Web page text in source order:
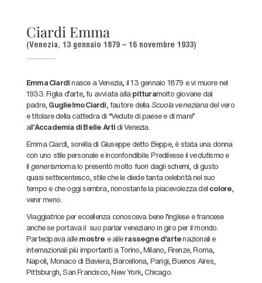
Ciardi Emma
(Venezia, 13 gennaio 1879 – 16 novembre 1933)
Emma Ciardinasce a Venezia, il 13 gennaio 1879 e vi muore nel
1933. Figlia d’arte, fu avviata alla pitturamolto giovane dal
padre, Guglielmo Ciardi, fautore della Scuola venezianadel vero
e titolare della cattedra di “Vedute di paese e di mare”
all’Accademia di Belle Artidi Venezia.
Emma Ciardi, sorella di Giuseppe detto Beppe, è stata una donna
con uno stile personale e inconfondibile. Predilesse il vedutismoe
il generismoma lo presentò molto fuori dagli schemi, di gusto
quasi settecentesco, stile che le diede tanta celebrità nel suo
tempo e che oggi sembra, nonostante la piacevolezza del colore,
venir meno.
Viaggiatrice per eccellenza conosceva bene l’inglese e francese
anche se portava il suo parlar veneziano in giro per il mondo.
Partecipava allemostre e allerassegne d’artenazionali e
internazionali più importanti a Torino, Milano, Firenze, Roma,
Napoli, Monaco di Baviera, Barcellona, Parigi, Buenos Aires,
Pittsburgh, San Francisco, New York, Chicago.